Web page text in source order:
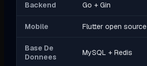
Backend Go + Gin
Mobile Flutter open source
Base De
Donnees
MySQL + Redis